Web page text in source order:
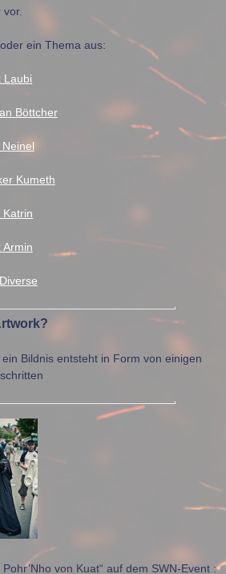
vor.
ein Thema aus:
Laubi
Böttcher
Kumeth
Katrin
Armin
Bildnis entsteht in Form von einigen
von Kuat“ auf dem SWN-Event :